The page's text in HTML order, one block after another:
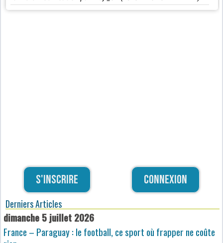
S'inscrire Connexion
Derniers Articles
dimanche 5 juillet 2026
France – Paraguay : le football, ce sport où frapper ne coûte